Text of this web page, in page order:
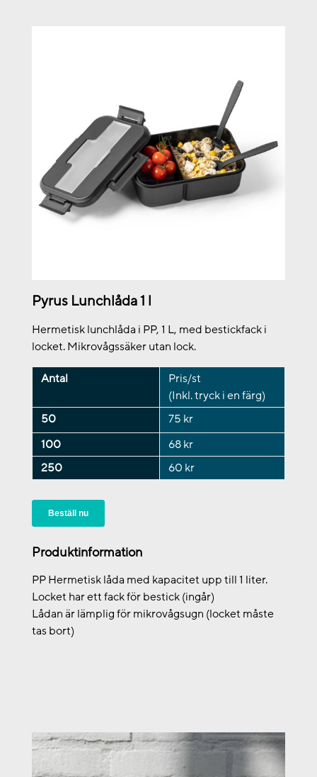
Pyrus Lunchlåda 1 l
Hermetisk lunchlåda i PP, 1 L, med bestickfack i
locket. Mikrovågssäker utan lock.
Antal
Pris/st
(Inkl. tryck i en färg)
50
75 kr
100
68 kr
250
60 kr
Beställ nu
Produktinformation
PP Hermetisk låda med kapacitet upp till 1 liter.
Locket har ett fack för bestick (ingår)
Lådan är lämplig för mikrovågsugn (locket måste
tas bort)